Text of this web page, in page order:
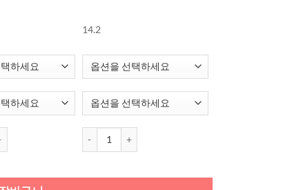
어링 아이즈 (5가지색) (2개들이) (1달용) 수량
14.2
프레쉬콘 얼루어링 아이즈 (5가지색) (2개들이) (1